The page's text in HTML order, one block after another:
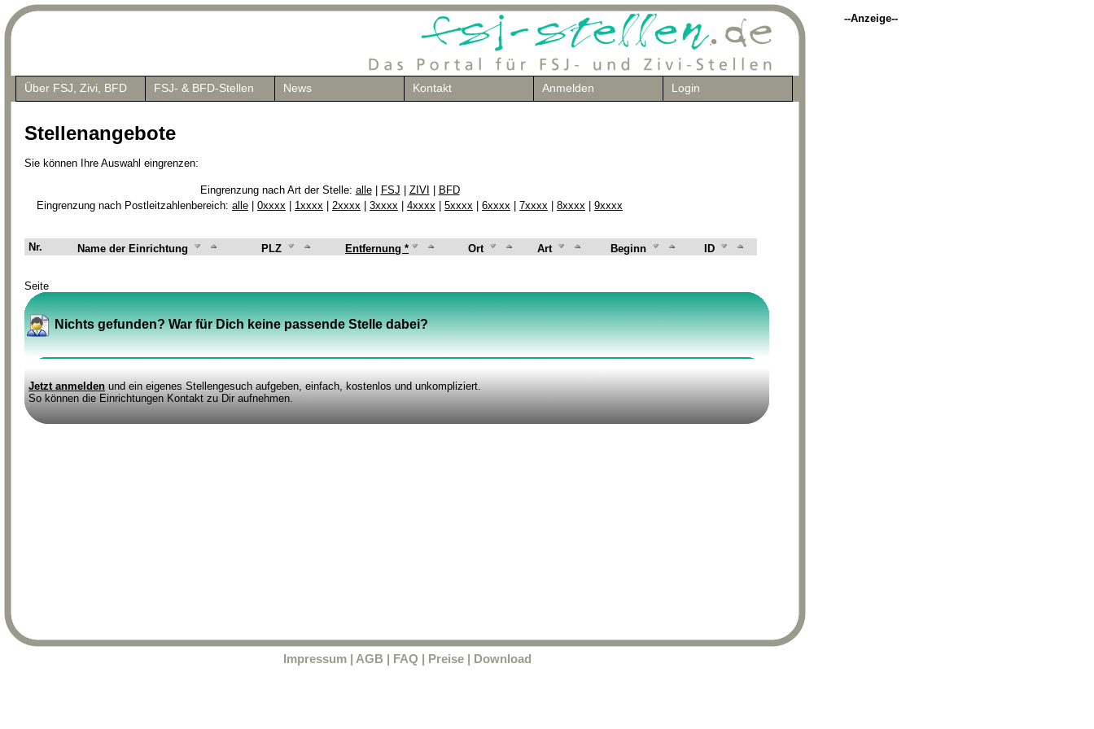
Über FSJ, Zivi, BFD FSJ- & BFD-Stellen News Kontakt Anmelden Login
Stellenangebote
Sie können Ihre Auswahl eingrenzen:
Eingrenzung nach Art der Stelle: alle| FSJ ZIVI
BFD
Eingrenzung nach Postleitzahlenbereich: alle 0xxxx 1xxxx 2xxxx 3xxxx 4xxxx 5xxxx 6xxxx 7xxxx 8xxxx 9xxxx
Nr. Name der Einrichtung PLZ Entfernung * Ort Art Beginn ID
Seite
Nichts gefunden? War für Dich keine passende Stelle dabei?
Jetzt anmelden und ein eigenes Stellengesuch aufgeben, einfach, kostenlos und unkompliziert.
So können die Einrichtungen Kontakt zu Dir aufnehmen.
Impressum| AGB FAQ Preise| Download
--Anzeige--